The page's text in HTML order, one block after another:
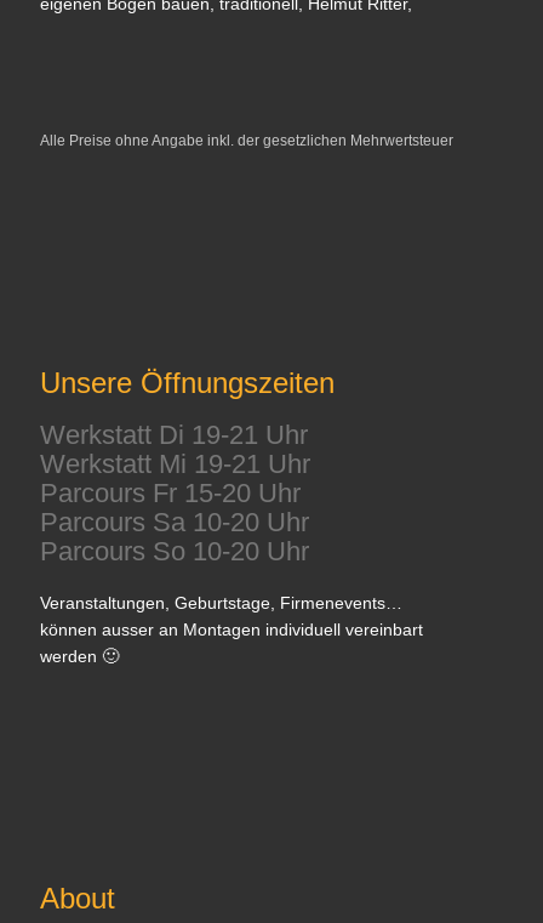
Alle Preise ohne Angabe inkl. der gesetzlichen Mehrwertsteuer
Unsere Öffnungszeiten
Werkstatt Di 19-21 Uhr
Werkstatt Mi 19-21 Uhr
Parcours Fr 15-20 Uhr
Parcours Sa 10-20 Uhr
Parcours So 10-20 Uhr
Veranstaltungen, Geburtstage, Firmenevents…
können ausser an Montagen individuell vereinbart
werden 🙂
About